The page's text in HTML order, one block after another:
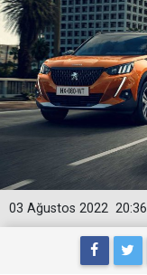
20:36
03 Ağustos 2022